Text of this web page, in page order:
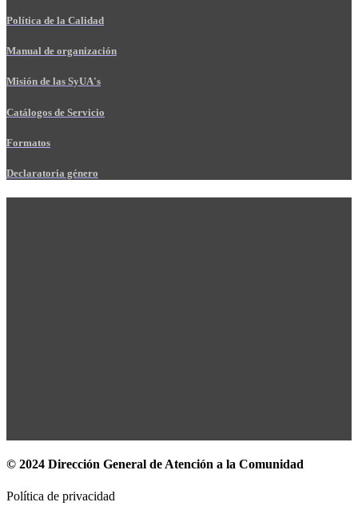
Política de la Calidad
Manual de organización
Misión de las SyUA's
Catálogos de Servicio
Formatos
Declaratoria género
© 2024 Dirección General de Atención a la Comunidad
Política de privacidad